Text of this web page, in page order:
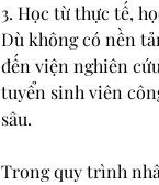
3. Học từ thực tế,
Dù không có nền
đến viện nghiên
tuyển sinh viên
sâu.
Trong quy trình